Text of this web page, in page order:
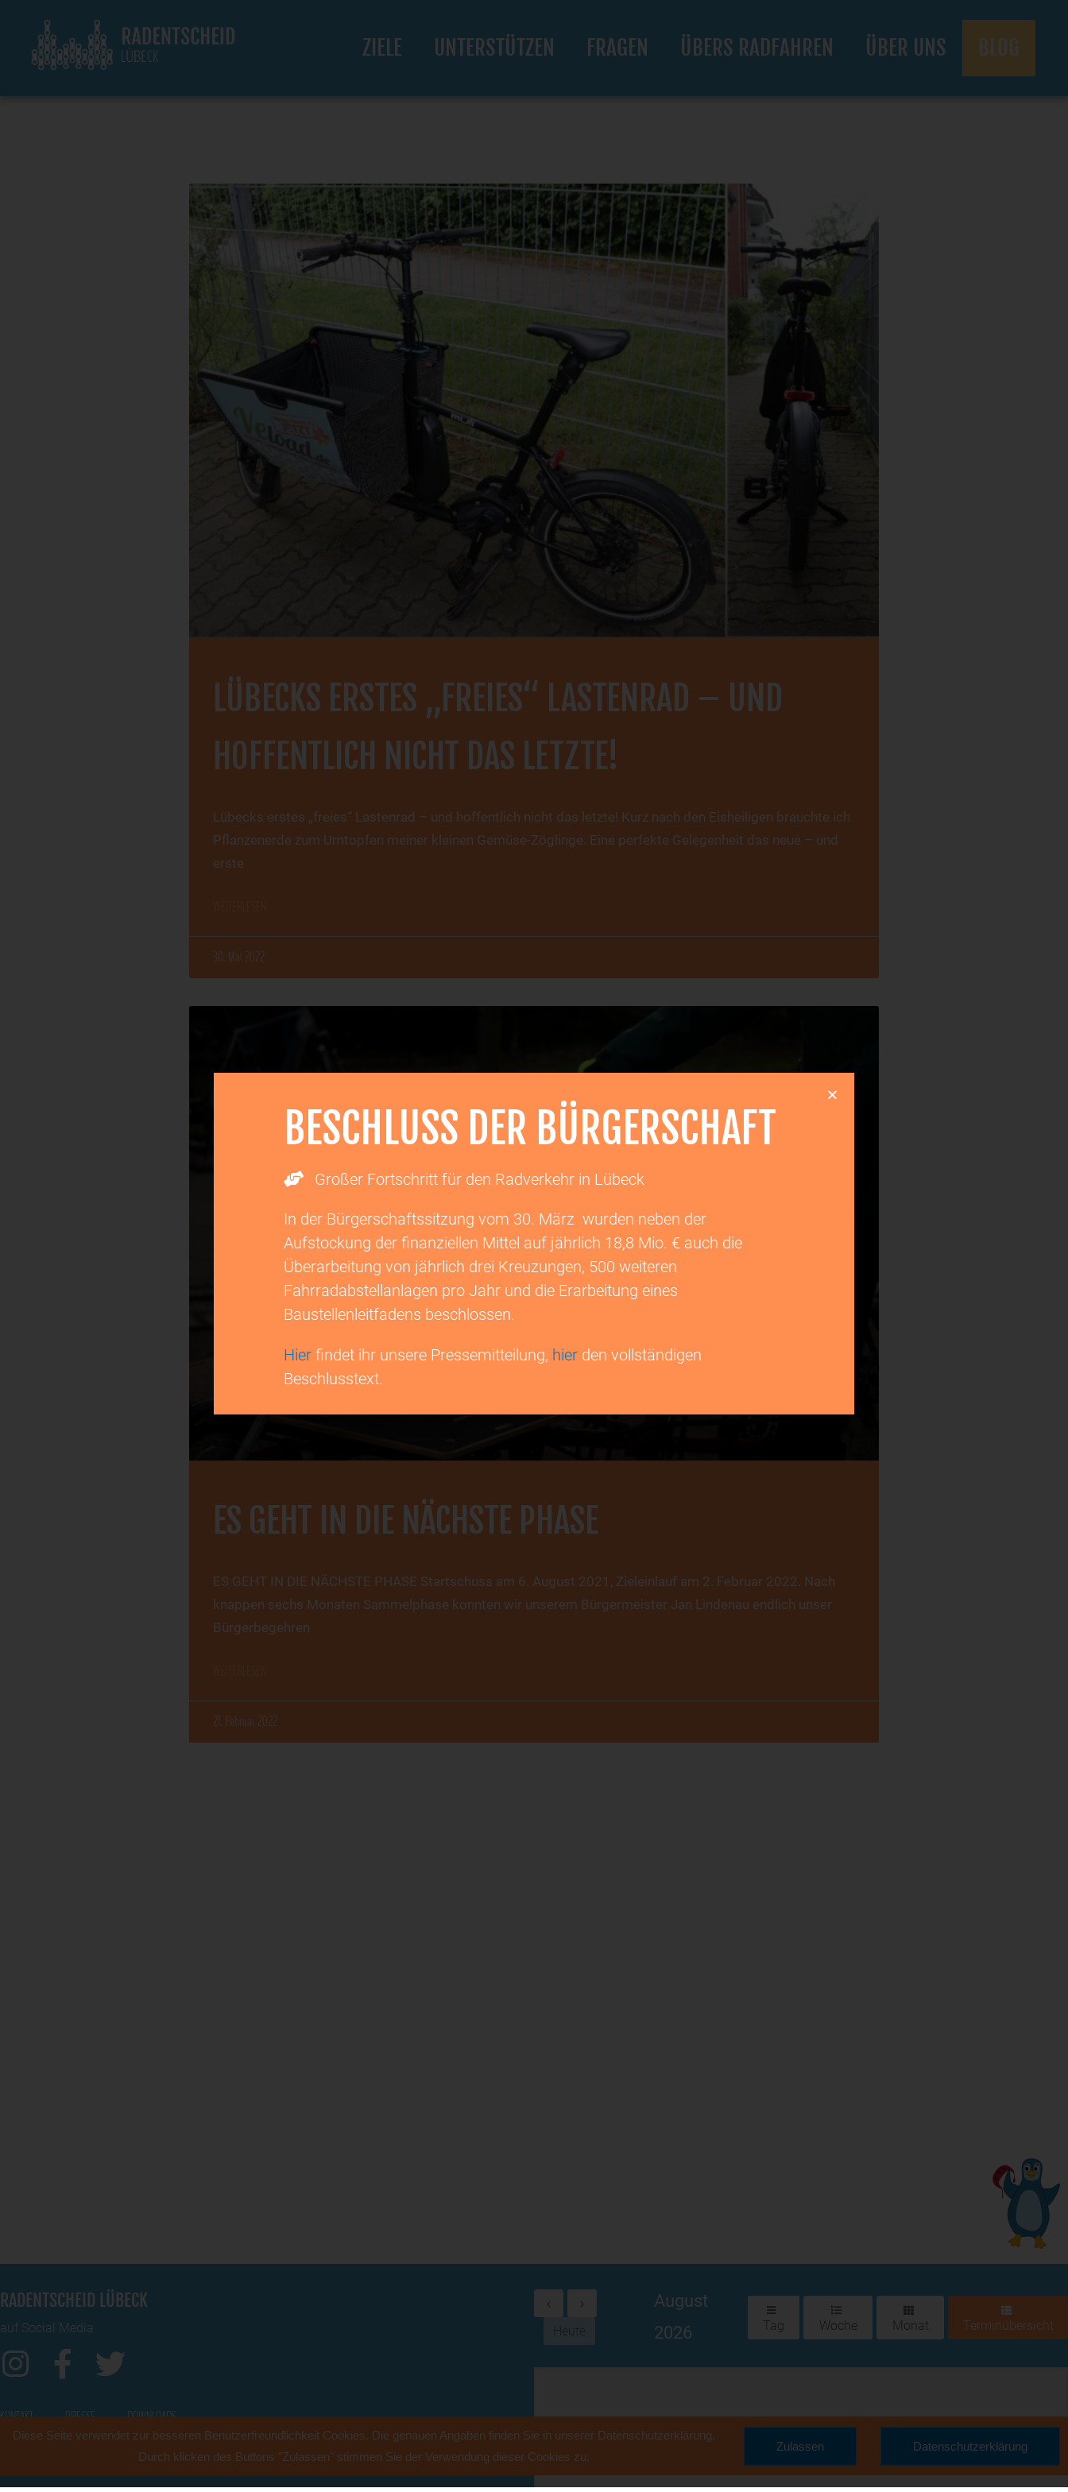
ZIELE UNTERSTÜTZEN FRAGEN ÜBERS RADFAHREN ÜBER UNS BLOG
LÜBECKS ERSTES „FREIES“ LASTENRAD – UND
HOFFENTLICH NICHT DAS LETZTE!
Lübecks erstes „freies“ Lastenrad – und hoffentlich nicht das letzte! Kurz nach den Eisheiligen brauchte ich
Pflanzenerde zum Umtopfen meiner kleinen Gemüse-Zöglinge. Eine perfekte Gelegenheit das neue – und
erste
30. Mai 2022
ES GEHT IN DIE NÄCHSTE PHASE
ES GEHT IN DIE NÄCHSTE PHASE Startschuss am 6. August 2021, Zieleinlauf am 2. Februar 2022. Nach
knappen sechs Monaten Sammelphase konnten wir unserem Bürgermeister Jan Lindenau endlich unser
Bürgerbegehren
21. Februar 2022
RADENTSCHEID LÜBECK
auf Social Media
KONTAKT PRESSE DOWNLOADS
August
2026
Tag Woche Monat Terminübersicht
Diese Seite verwendet zur besseren Benutzerfreundlichkeit Cookies. Die genauen Angaben finden Sie in unserer Datenschutzerklärung.
Durch klicken des Buttons "Zulassen" stimmen Sie der Verwendung dieser Cookies zu.
Zulassen Datenschutzerklärung
BESCHLUSS DER BÜRGERSCHAFT
Großer Fortschritt für den Radverkehr in Lübeck
In der Bürgerschaftssitzung vom 30. März wurden neben der
Aufstockung der finanziellen Mittel auf jährlich 18,8 Mio. € auch die
Überarbeitung von jährlich drei Kreuzungen, 500 weiteren
Fahrradabstellanlagen pro Jahr und die Erarbeitung eines
Baustellenleitfadens beschlossen.
Hier findet ihr unsere Pressemitteilung, hier den vollständigen
Beschlusstext.